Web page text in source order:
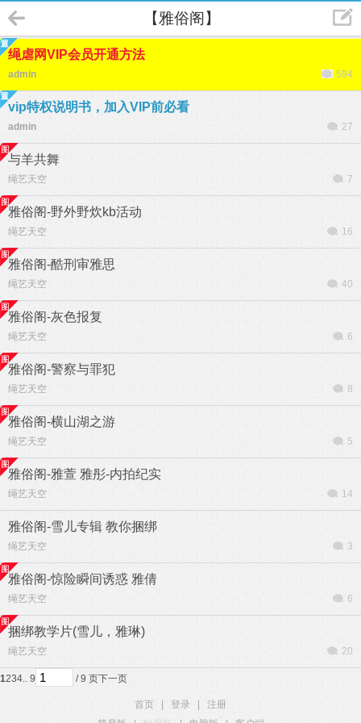
【雅俗阁】
绳虐网VIP会员开通方法
admin 594
vip特权说明书，加入VIP前必看
admin 27
与羊共舞
绳艺天空 7
雅俗阁-野外野炊kb活动
绳艺天空 16
雅俗阁-酷刑审雅思
绳艺天空 40
雅俗阁-灰色报复
绳艺天空 6
雅俗阁-警察与罪犯
绳艺天空 8
雅俗阁-横山湖之游
绳艺天空 5
雅俗阁-雅萱 雅彤-内拍纪实
绳艺天空 14
雅俗阁-雪儿专辑 教你捆绑
绳艺天空 3
雅俗阁-惊险瞬间诱惑 雅倩
绳艺天空 6
捆绑教学片(雪儿，雅琳)
绳艺天空 20
1234.. 9 / 9 页下一页
首页 登录
注册